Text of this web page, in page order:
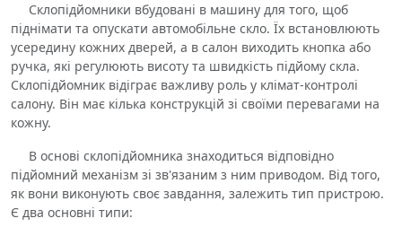
Склопідйомники вбудовані в машину для того, щоб
піднімати та опускати автомобільне скло. Їх встановлюють
усередину кожних дверей, а в салон виходить кнопка або
ручка, які регулюють висоту та швидкість підйому скла.
Склопідйомник відіграє важливу роль у клімат-контролі
салону. Він має кілька конструкцій зі своїми перевагами на
кожну.
В основі склопідйомника знаходиться відповідно
підйомний механізм зі зв'язаним з ним приводом. Від того,
як вони виконують своє завдання, залежить тип пристрою.
Є два основні типи: